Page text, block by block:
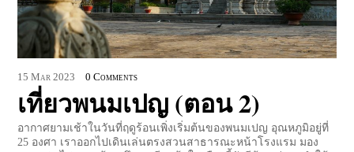
15 Mar 2023 0 Comments
เที่ยวพนมเปญ (ตอน 2)
อากาศยามเช้าในวันที่ฤดูร้อนเพิ่งเริ่มต้นของพนมเปญ อุณหภูมิอยู่ที่
25 องศา เราออกไปเดินเล่นตรงสวนสาธารณะหน้าโรงแรม มอง